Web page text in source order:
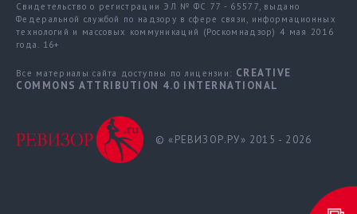
Свидетельство о регистрации ЭЛ № ФС 77 - 65577, выдано
Федеральной службой по надзору в сфере связи, информационных
технологий и массовых коммуникаций (Роскомнадзор) 4 мая 2016
года. 16+
Все материалы сайта доступны по лицензии: CREATIVE
COMMONS ATTRIBUTION 4.0 INTERNATIONAL
© «РЕВИЗОР.РУ» 2015 - 2026